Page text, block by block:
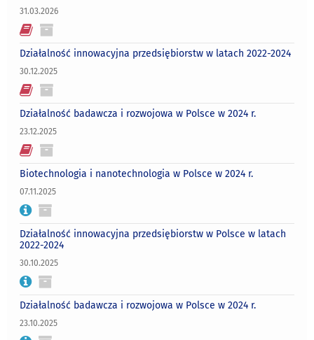
31.03.2026
Działalność innowacyjna przedsiębiorstw w latach 2022-2024
30.12.2025
Działalność badawcza i rozwojowa w Polsce w 2024 r.
23.12.2025
Biotechnologia i nanotechnologia w Polsce w 2024 r.
07.11.2025
Działalność innowacyjna przedsiębiorstw w Polsce w latach
2022-2024
30.10.2025
Działalność badawcza i rozwojowa w Polsce w 2024 r.
23.10.2025